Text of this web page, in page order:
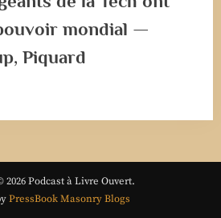
mondial —
Piquard
Podcast à Livre Ouvert.
PressBook Masonry Blogs